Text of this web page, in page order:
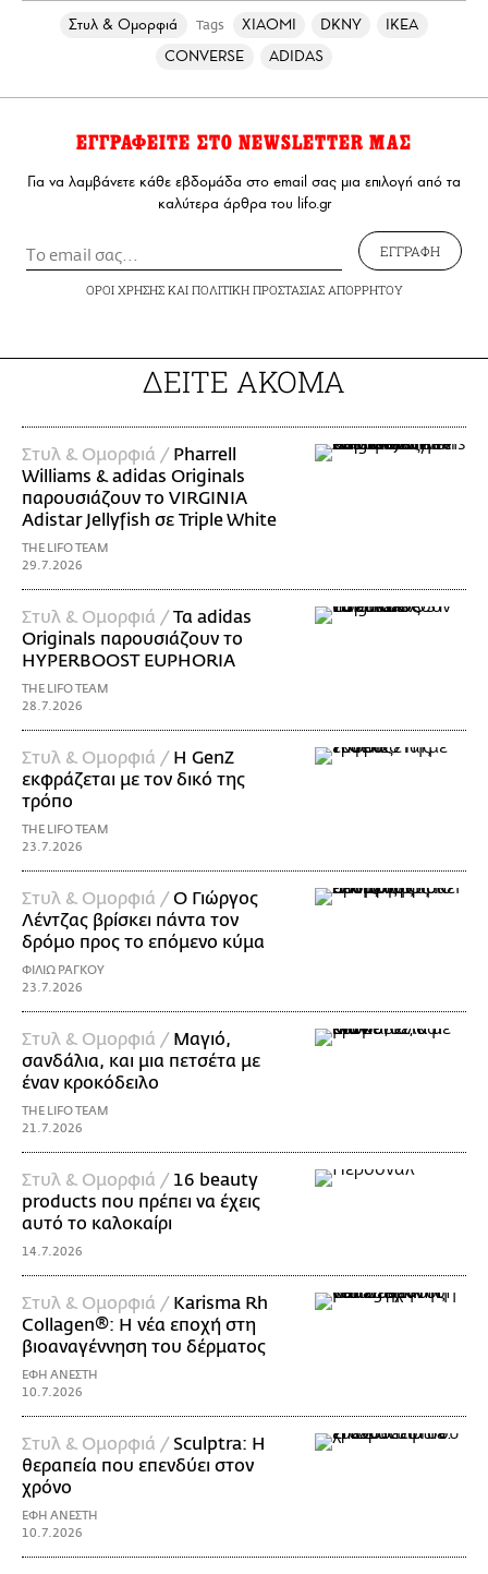
Στυλ & Ομορφιά Tags XIAOMI DKNY
IKEA
CONVERSE
ADIDAS
ΕΓΓΡΑΦΕΙΤΕ ΣΤΟ NEWSLETTER ΜΑΣ
Για να λαμβάνετε κάθε εβδομάδα στο email σας μια επιλογή από τα
καλύτερα άρθρα του lifo.gr
ΕΓΓΡΑΦΗ
ΟΡΟΙ ΧΡΗΣΗΣΚΑΙ ΠΟΛΙΤΙΚΗ ΠΡΟΣΤΑΣΙΑΣ ΑΠΟΡΡΗΤΟΥ
ΔΕΙΤΕ ΑΚΟΜΑ
Στυλ & Ομορφιά / Pharrell
Williams & adidas Originals
παρουσιάζουν το VIRGINIA
Adistar Jellyfish σε Triple White
THE LIFO TEAM
29.7.2026
Στυλ & Ομορφιά /Τα adidas
Originals παρουσιάζουν το
HYPERBOOST EUPHORIA
THE LIFO TEAM
28.7.2026
Στυλ & Ομορφιά / H GenZ
εκφράζεται με τον δικό της
τρόπο
THE LIFO TEAM
23.7.2026
Στυλ & Ομορφιά /Ο Γιώργος
Λέντζας βρίσκει πάντα τον
δρόμο προς το επόμενο κύμα
ΦΙΛΙΩ ΡΑΓΚΟΥ
23.7.2026
Στυλ & Ομορφιά / Μαγιό,
σανδάλια, και μια πετσέτα με
έναν κροκόδειλο
THE LIFO TEAM
21.7.2026
Στυλ & Ομορφιά / 16 beauty
products που πρέπει να έχεις
αυτό το καλοκαίρι
14.7.2026
Στυλ & Ομορφιά / Karisma Rh
Collagen®: Η νέα εποχή στη
βιοαναγέννηση του δέρματος
ΕΦΗ ΑΝΕΣΤΗ
10.7.2026
Στυλ & Ομορφιά / Sculptra: Η
θεραπεία που επενδύει στον
χρόνο
ΕΦΗ ΑΝΕΣΤΗ
10.7.2026